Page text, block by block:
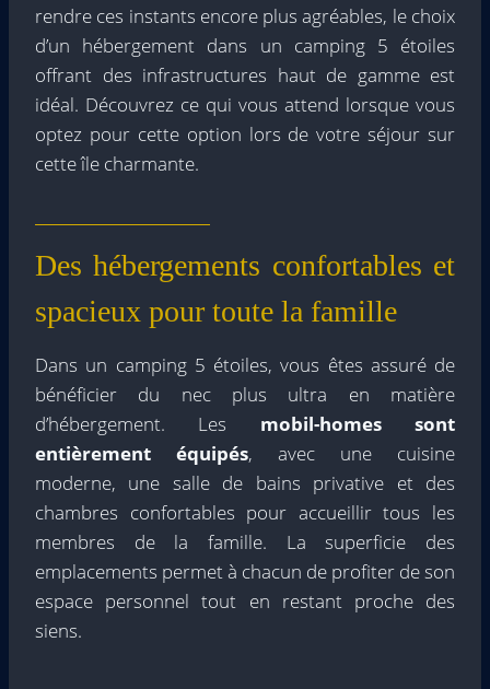
rendre ces instants encore plus agréables, le choix
d’un hébergement dans un camping 5 étoiles
offrant des infrastructures haut de gamme est
idéal. Découvrez ce qui vous attend lorsque vous
optez pour cette option lors de votre séjour sur
cette île charmante.
Des hébergements confortables et
spacieux pour toute la famille
Dans un camping 5 étoiles, vous êtes assuré de
bénéficier du nec plus ultra en matière
d’hébergement. Les mobil-homes sont
entièrement équipés, avec une cuisine
moderne, une salle de bains privative et des
chambres confortables pour accueillir tous les
membres de la famille. La superficie des
emplacements permet à chacun de profiter de son
espace personnel tout en restant proche des
siens.